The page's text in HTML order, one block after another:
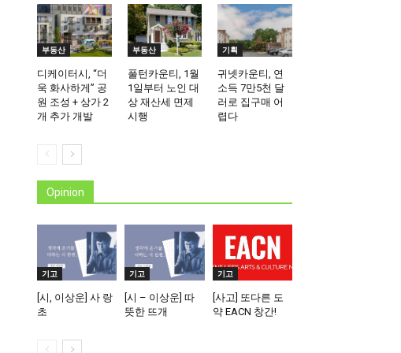
부동산
디케이터시, “더
욱 화사하게” 공
원 조성 + 상가 2
개 추가 개발
부동산
풀턴카운티, 1월
1일부터 노인 대
상 재산세 면제
시행
기획
귀넷카운티, 연
소득 7만5천 달
러로 집구매 어
렵다
Opinion
기고
[시, 이상운] 사 랑
초
기고
[시 – 이상운] 따
뜻한 뜨개
기고
[사고] 또다른 도
약 EACN 창간!